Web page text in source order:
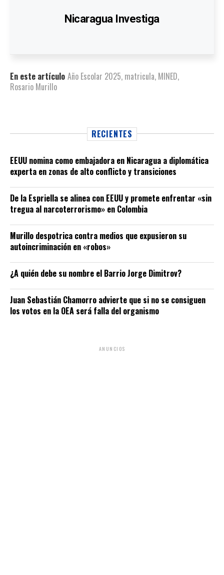
Nicaragua Investiga
En este artículo Año Escolar 2025, matricula, MINED,
Rosario Murillo
RECIENTES
EEUU nomina como embajadora en Nicaragua a diplomática
experta en zonas de alto conflicto y transiciones
De la Espriella se alinea con EEUU y promete enfrentar «sin
tregua al narcoterrorismo» en Colombia
Murillo despotrica contra medios que expusieron su
autoincriminación en «robos»
¿A quién debe su nombre el Barrio Jorge Dimitrov?
Juan Sebastián Chamorro advierte que si no se consiguen
los votos en la OEA será falla del organismo
ANUNCIOS